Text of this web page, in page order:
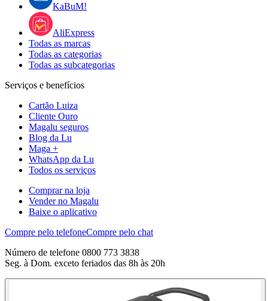
KaBuM!
AliExpress
Todas as marcas
Todas as categorias
Todas as subcategorias
Serviços e benefícios
Cartão Luiza
Cliente Ouro
Magalu seguros
Blog da Lu
Maga +
WhatsApp da Lu
Todos os serviços
Comprar na loja
Vender no Magalu
Baixe o aplicativo
Compre pelo telefoneCompre pelo chat
Número de telefone 0800 773 3838
Seg. à Dom. exceto feriados das 8h às 20h